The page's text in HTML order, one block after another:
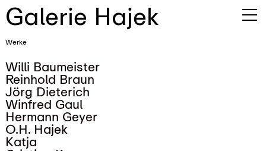
Galerie Hajek
Werke
Willi Baumeister
Reinhold Braun
Jörg Dieterich
Winfred Gaul
Hermann Geyer
O.H. Hajek
Katja